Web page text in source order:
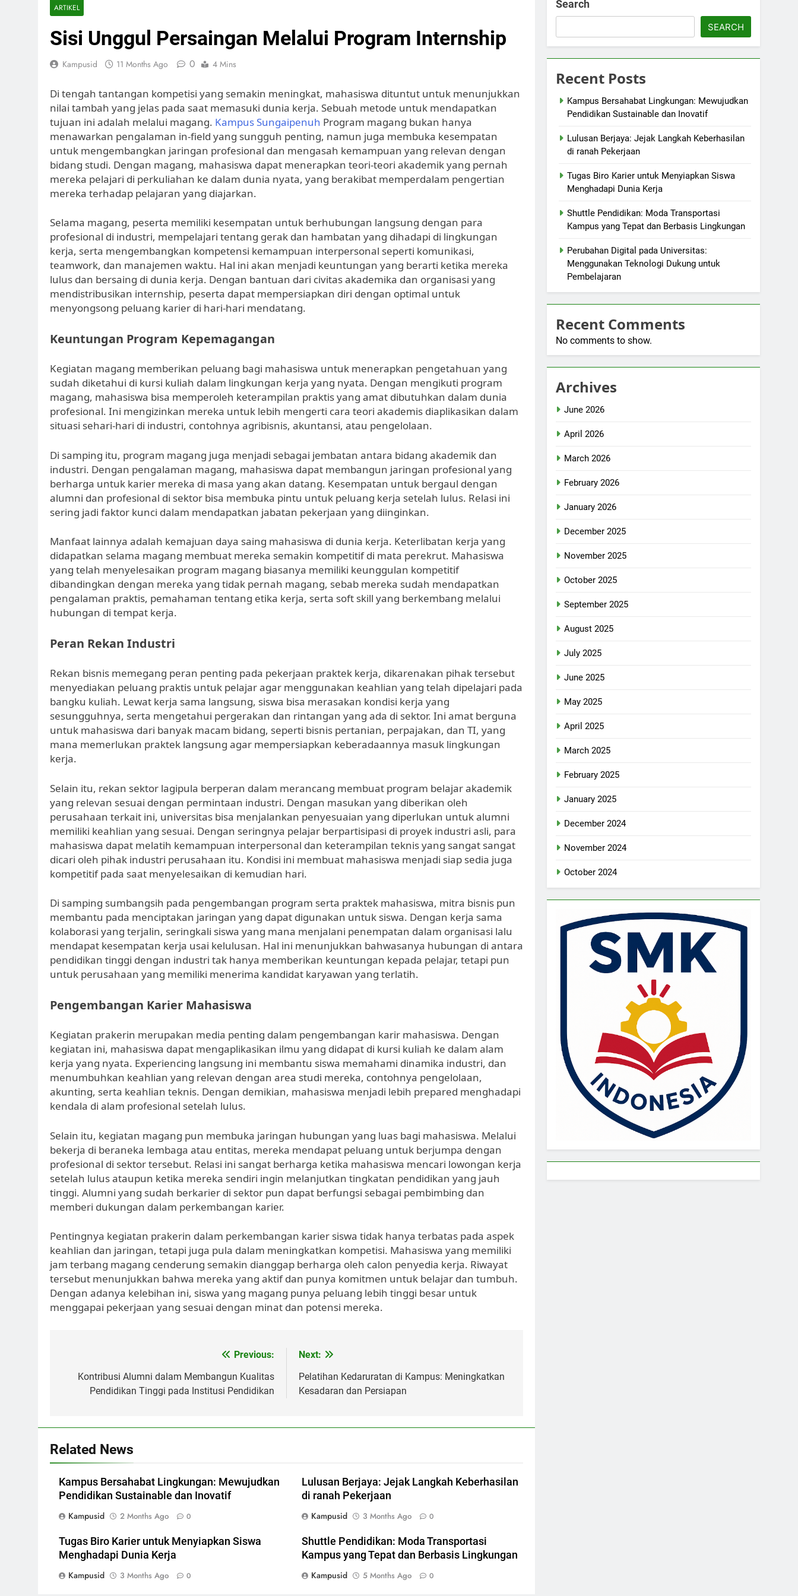
ARTIKEL
Sisi Unggul Persaingan Melalui Program Internship
Kampusid 11 Months Ago 0 4 Mins
Di tengah tantangan kompetisi yang semakin meningkat, mahasiswa dituntut untuk menunjukkan
nilai tambah yang jelas pada saat memasuki dunia kerja. Sebuah metode untuk mendapatkan
tujuan ini adalah melalui magang. Kampus Sungaipenuh Program magang bukan hanya
menawarkan pengalaman in-field yang sungguh penting, namun juga membuka kesempatan
untuk mengembangkan jaringan profesional dan mengasah kemampuan yang relevan dengan
bidang studi. Dengan magang, mahasiswa dapat menerapkan teori-teori akademik yang pernah
mereka pelajari di perkuliahan ke dalam dunia nyata, yang berakibat memperdalam pengertian
mereka terhadap pelajaran yang diajarkan.
Selama magang, peserta memiliki kesempatan untuk berhubungan langsung dengan para
profesional di industri, mempelajari tentang gerak dan hambatan yang dihadapi di lingkungan
kerja, serta mengembangkan kompetensi kemampuan interpersonal seperti komunikasi,
teamwork, dan manajemen waktu. Hal ini akan menjadi keuntungan yang berarti ketika mereka
lulus dan bersaing di dunia kerja. Dengan bantuan dari civitas akademika dan organisasi yang
mendistribusikan internship, peserta dapat mempersiapkan diri dengan optimal untuk
menyongsong peluang karier di hari-hari mendatang.
Keuntungan Program Kepemagangan
Kegiatan magang memberikan peluang bagi mahasiswa untuk menerapkan pengetahuan yang
sudah diketahui di kursi kuliah dalam lingkungan kerja yang nyata. Dengan mengikuti program
magang, mahasiswa bisa memperoleh keterampilan praktis yang amat dibutuhkan dalam dunia
profesional. Ini mengizinkan mereka untuk lebih mengerti cara teori akademis diaplikasikan dalam
situasi sehari-hari di industri, contohnya agribisnis, akuntansi, atau pengelolaan.
Di samping itu, program magang juga menjadi sebagai jembatan antara bidang akademik dan
industri. Dengan pengalaman magang, mahasiswa dapat membangun jaringan profesional yang
berharga untuk karier mereka di masa yang akan datang. Kesempatan untuk bergaul dengan
alumni dan profesional di sektor bisa membuka pintu untuk peluang kerja setelah lulus. Relasi ini
sering jadi faktor kunci dalam mendapatkan jabatan pekerjaan yang diinginkan.
Manfaat lainnya adalah kemajuan daya saing mahasiswa di dunia kerja. Keterlibatan kerja yang
didapatkan selama magang membuat mereka semakin kompetitif di mata perekrut. Mahasiswa
yang telah menyelesaikan program magang biasanya memiliki keunggulan kompetitif
dibandingkan dengan mereka yang tidak pernah magang, sebab mereka sudah mendapatkan
pengalaman praktis, pemahaman tentang etika kerja, serta soft skill yang berkembang melalui
hubungan di tempat kerja.
Peran Rekan Industri
Rekan bisnis memegang peran penting pada pekerjaan praktek kerja, dikarenakan pihak tersebut
menyediakan peluang praktis untuk pelajar agar menggunakan keahlian yang telah dipelajari pada
bangku kuliah. Lewat kerja sama langsung, siswa bisa merasakan kondisi kerja yang
sesungguhnya, serta mengetahui pergerakan dan rintangan yang ada di sektor. Ini amat berguna
untuk mahasiswa dari banyak macam bidang, seperti bisnis pertanian, perpajakan, dan TI, yang
mana memerlukan praktek langsung agar mempersiapkan keberadaannya masuk lingkungan
kerja.
Selain itu, rekan sektor lagipula berperan dalam merancang membuat program belajar akademik
yang relevan sesuai dengan permintaan industri. Dengan masukan yang diberikan oleh
perusahaan terkait ini, universitas bisa menjalankan penyesuaian yang diperlukan untuk alumni
memiliki keahlian yang sesuai. Dengan seringnya pelajar berpartisipasi di proyek industri asli, para
mahasiswa dapat melatih kemampuan interpersonal dan keterampilan teknis yang sangat sangat
dicari oleh pihak industri perusahaan itu. Kondisi ini membuat mahasiswa menjadi siap sedia juga
kompetitif pada saat menyelesaikan di kemudian hari.
Di samping sumbangsih pada pengembangan program serta praktek mahasiswa, mitra bisnis pun
membantu pada menciptakan jaringan yang dapat digunakan untuk siswa. Dengan kerja sama
kolaborasi yang terjalin, seringkali siswa yang mana menjalani penempatan dalam organisasi lalu
mendapat kesempatan kerja usai kelulusan. Hal ini menunjukkan bahwasanya hubungan di antara
pendidikan tinggi dengan industri tak hanya memberikan keuntungan kepada pelajar, tetapi pun
untuk perusahaan yang memiliki menerima kandidat karyawan yang terlatih.
Pengembangan Karier Mahasiswa
Kegiatan prakerin merupakan media penting dalam pengembangan karir mahasiswa. Dengan
kegiatan ini, mahasiswa dapat mengaplikasikan ilmu yang didapat di kursi kuliah ke dalam alam
kerja yang nyata. Experiencing langsung ini membantu siswa memahami dinamika industri, dan
menumbuhkan keahlian yang relevan dengan area studi mereka, contohnya pengelolaan,
akunting, serta keahlian teknis. Dengan demikian, mahasiswa menjadi lebih prepared menghadapi
kendala di alam profesional setelah lulus.
Selain itu, kegiatan magang pun membuka jaringan hubungan yang luas bagi mahasiswa. Melalui
bekerja di beraneka lembaga atau entitas, mereka mendapat peluang untuk berjumpa dengan
profesional di sektor tersebut. Relasi ini sangat berharga ketika mahasiswa mencari lowongan kerja
setelah lulus ataupun ketika mereka sendiri ingin melanjutkan tingkatan pendidikan yang jauh
tinggi. Alumni yang sudah berkarier di sektor pun dapat berfungsi sebagai pembimbing dan
memberi dukungan dalam perkembangan karier.
Pentingnya kegiatan prakerin dalam perkembangan karier siswa tidak hanya terbatas pada aspek
keahlian dan jaringan, tetapi juga pula dalam meningkatkan kompetisi. Mahasiswa yang memiliki
jam terbang magang cenderung semakin dianggap berharga oleh calon penyedia kerja. Riwayat
tersebut menunjukkan bahwa mereka yang aktif dan punya komitmen untuk belajar dan tumbuh.
Dengan adanya kelebihan ini, siswa yang magang punya peluang lebih tinggi besar untuk
menggapai pekerjaan yang sesuai dengan minat dan potensi mereka.
navigation
Previous:
Kontribusi Alumni dalam Membangun Kualitas
Pendidikan Tinggi pada Institusi Pendidikan
Next:
Pelatihan Kedaruratan di Kampus: Meningkatkan
Kesadaran dan Persiapan
Related News
Kampus Bersahabat Lingkungan: Mewujudkan
Pendidikan Sustainable dan Inovatif
Kampusid
2 Months Ago 0
Lulusan Berjaya: Jejak Langkah Keberhasilan
di ranah Pekerjaan
Kampusid
3 Months Ago 0
Tugas Biro Karier untuk Menyiapkan Siswa
Menghadapi Dunia Kerja
Kampusid
3 Months Ago 0
Shuttle Pendidikan: Moda Transportasi
Kampus yang Tepat dan Berbasis Lingkungan
Kampusid
5 Months Ago 0
Search
SEARCH
Recent Posts
Kampus Bersahabat Lingkungan: Mewujudkan
Pendidikan Sustainable dan Inovatif
Lulusan Berjaya: Jejak Langkah Keberhasilan
di ranah Pekerjaan
Tugas Biro Karier untuk Menyiapkan Siswa
Menghadapi Dunia Kerja
Shuttle Pendidikan: Moda Transportasi
Kampus yang Tepat dan Berbasis Lingkungan
Perubahan Digital pada Universitas:
Menggunakan Teknologi Dukung untuk
Pembelajaran
Recent Comments
No comments to show.
Archives
June 2026
April 2026
March 2026
February 2026
January 2026
December 2025
November 2025
October 2025
September 2025
August 2025
July 2025
June 2025
May 2025
April 2025
March 2025
February 2025
January 2025
December 2024
November 2024
October 2024